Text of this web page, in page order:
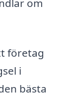
om
företag
i
bästa